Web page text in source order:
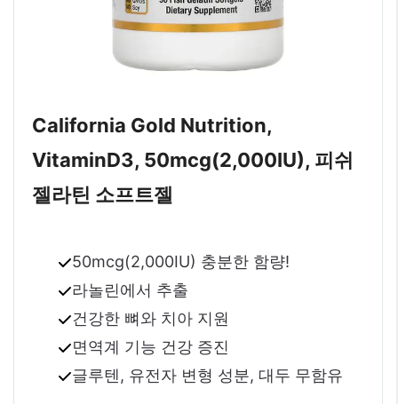
California Gold Nutrition,
VitaminD3, 50mcg(2,000IU), 피쉬
젤라틴 소프트젤
50mcg(2,000IU) 충분한 함량!
라놀린에서 추출
건강한 뼈와 치아 지원
면역계 기능 건강 증진
글루텐, 유전자 변형 성분, 대두 무함유